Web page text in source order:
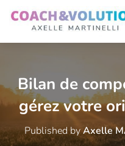
Bilan de
gérez votre
Published byAxelle